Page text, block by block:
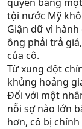
tội nước Mỹ
Giận dữ vì
ông phải trả
của cô.
Từ xung đột
khủng hoảng
Đối với một
nỗi sợ nào lớn
hơn, cô bị